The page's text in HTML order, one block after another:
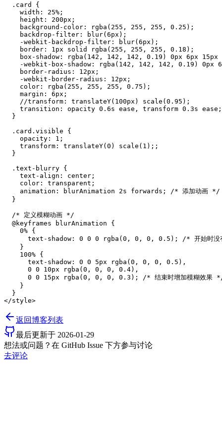
  .card {
    width: 25%;
    height: 200px;
    background-color: rgba(255, 255, 255, 0.25);
    backdrop-filter: blur(6px);
    -webkit-backdrop-filter: blur(6px);
    border: 1px solid rgba(255, 255, 255, 0.18);
box-shadow: rgba(142, 142, 142, 0.19) 0px 6px 15px
-webkit-box-shadow: rgba(142, 142, 142, 0.19) 0px
    border-radius: 12px;
    -webkit-border-radius: 12px;
    color: rgba(255, 255, 255, 0.75);
    margin: 6px;
    //transform: translateY(100px) scale(0.95);
    transition: opacity 0.6s ease, transform 0.3s ease;
  }
  .card.visible {
    opacity: 1;
    transform: translateY(0) scale(1);;
  }
  .text-blurry {
    text-align: center;
    color: transparent;
    animation: blurAnimation 2s forwards; /* 添加动画 */
  }
  /* 定义模糊动画 */
  @keyframes blurAnimation {
    0% {
text-shadow: 0 0 0 rgba(0, 0, 0, 0.5); /* 开始时没
    }
    100% {
      text-shadow: 0 0 5px rgba(0, 0, 0, 0.5),
      0 0 10px rgba(0, 0, 0, 0.4),
0 0 15px rgba(0, 0, 0, 0.3); /* 结束时增加模糊效果
    }
  }
返回博客列表
最后更新于 2026-01-29
想法或问题？在 GitHub Issue 下方参与讨论
去评论